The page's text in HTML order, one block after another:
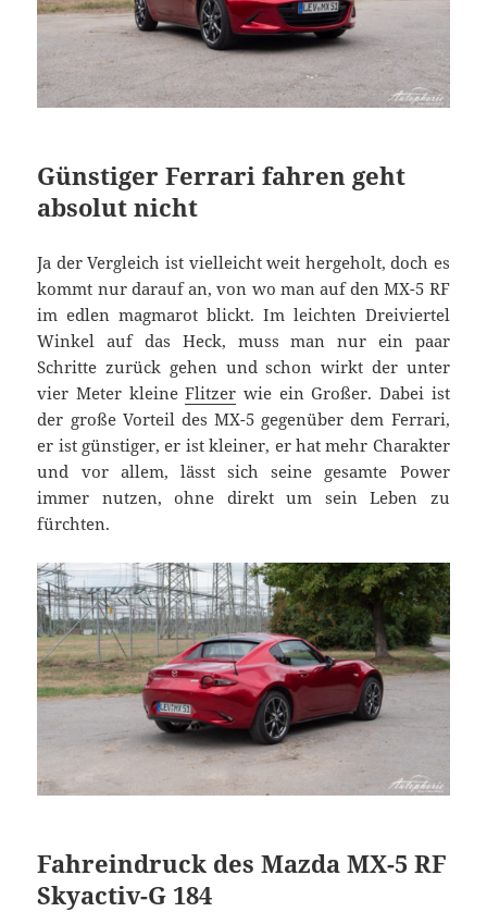
Günstiger Ferrari fahren geht
absolut nicht
Ja der Vergleich ist vielleicht weit hergeholt, doch es
kommt nur darauf an, von wo man auf den MX-5 RF
im edlen magmarot blickt. Im leichten Dreiviertel
Winkel auf das Heck, muss man nur ein paar
Schritte zurück gehen und schon wirkt der unter
vier Meter kleineFlitzer wie ein Großer. Dabei ist
der große Vorteil des MX-5 gegenüber dem Ferrari,
er ist günstiger, er ist kleiner, er hat mehr Charakter
und vor allem, lässt sich seine gesamte Power
immer nutzen, ohne direkt um sein Leben zu
fürchten.
Fahreindruck des Mazda MX-5 RF
Skyactiv-G 184